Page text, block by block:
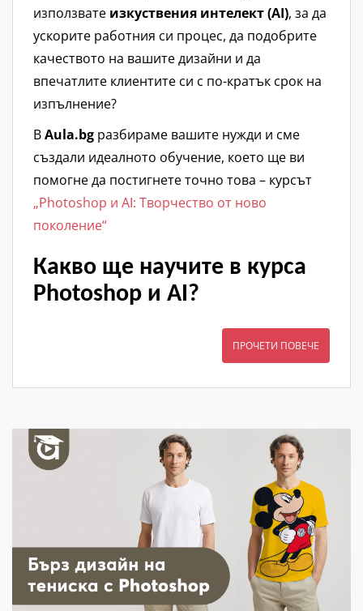
използвате изкуствения интелект (AI), за да
ускорите работния си процес, да подобрите
качеството на вашите дизайни и да
впечатлите клиентите си с по-кратък срок на
изпълнение?
ВAula.bg разбираме вашите нужди и сме
създали идеалното обучение, което ще ви
помогне да постигнете точно това – курсът
„Photoshop и AI: Творчество от ново
поколение“
Какво ще научите в курса
Photoshop и AI?
ПРОЧЕТИ ПОВЕЧЕ